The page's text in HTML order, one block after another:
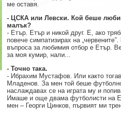
ме оставя.
- ЦСКА или Левски. Кой беше
малък?
- Етър. Етър и никой друг. Е, ако
повече симпатизирах на
въпроса за любимия отбор е Етър.
за моя кумир, нали...
- Точно така.
- Ибрахим Мустафов. Или както
Младенов. За мен той беше
наслаждавах се на играта му и
Имаше и още двама футболисти на
мен – Георги Цинков, първият ми